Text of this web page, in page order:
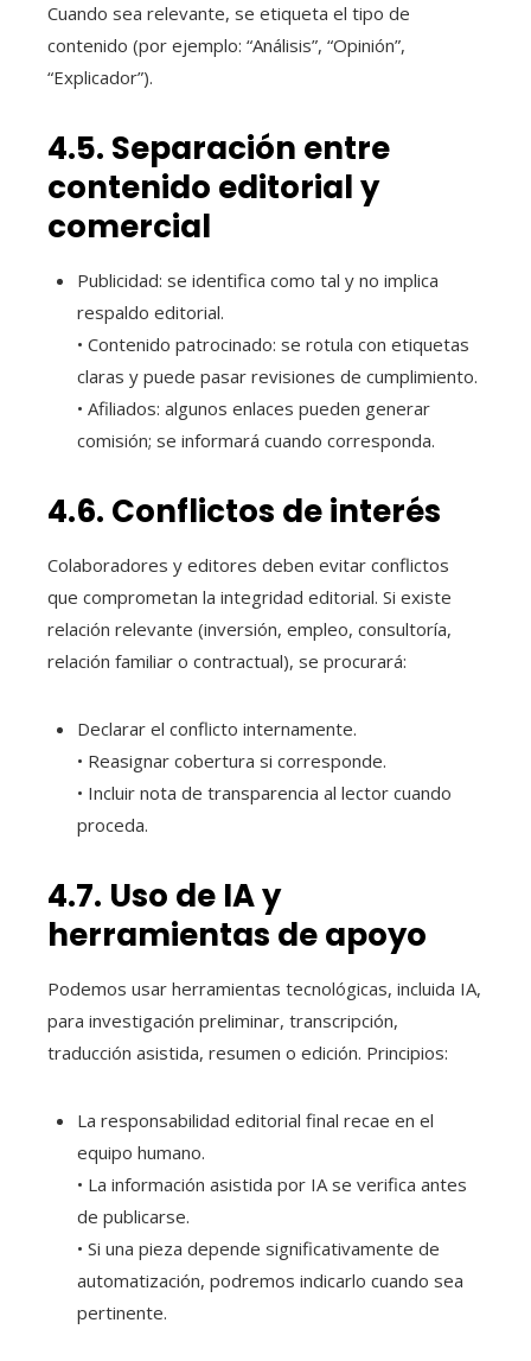
Cuando sea relevante, se etiqueta el tipo de
contenido (por ejemplo: “Análisis”, “Opinión”,
“Explicador”).
4.5. Separación entre
contenido editorial y
comercial
Publicidad: se identifica como tal y no implica
respaldo editorial.
• Contenido patrocinado: se rotula con etiquetas
claras y puede pasar revisiones de cumplimiento.
• Afiliados: algunos enlaces pueden generar
comisión; se informará cuando corresponda.
4.6. Conflictos de interés
Colaboradores y editores deben evitar conflictos
que comprometan la integridad editorial. Si existe
relación relevante (inversión, empleo, consultoría,
relación familiar o contractual), se procurará:
Declarar el conflicto internamente.
• Reasignar cobertura si corresponde.
• Incluir nota de transparencia al lector cuando
proceda.
4.7. Uso de IA y
herramientas de apoyo
Podemos usar herramientas tecnológicas, incluida IA,
para investigación preliminar, transcripción,
traducción asistida, resumen o edición. Principios:
La responsabilidad editorial final recae en el
equipo humano.
• La información asistida por IA se verifica antes
de publicarse.
• Si una pieza depende significativamente de
automatización, podremos indicarlo cuando sea
pertinente.